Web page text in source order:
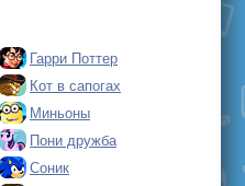
Гарри Поттер
Кот в сапогах
Миньоны
Пони дружба
Соник